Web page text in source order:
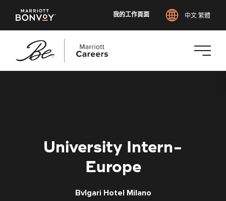
我的工作頁面 中文 繁體
University Intern-
Europe
Bvlgari Hotel Milano